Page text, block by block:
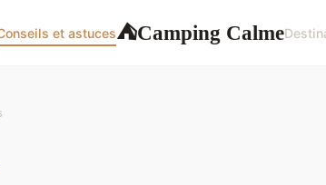
et astuces⛺Camping Calme